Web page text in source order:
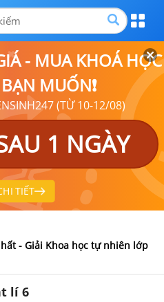
- MUA KHOÁ HỌC
MUỐN❗
(TỪ 10-12/08)
1 NGÀY
TIẾT
- Giải Khoa học tự nhiên lớp
lí 6